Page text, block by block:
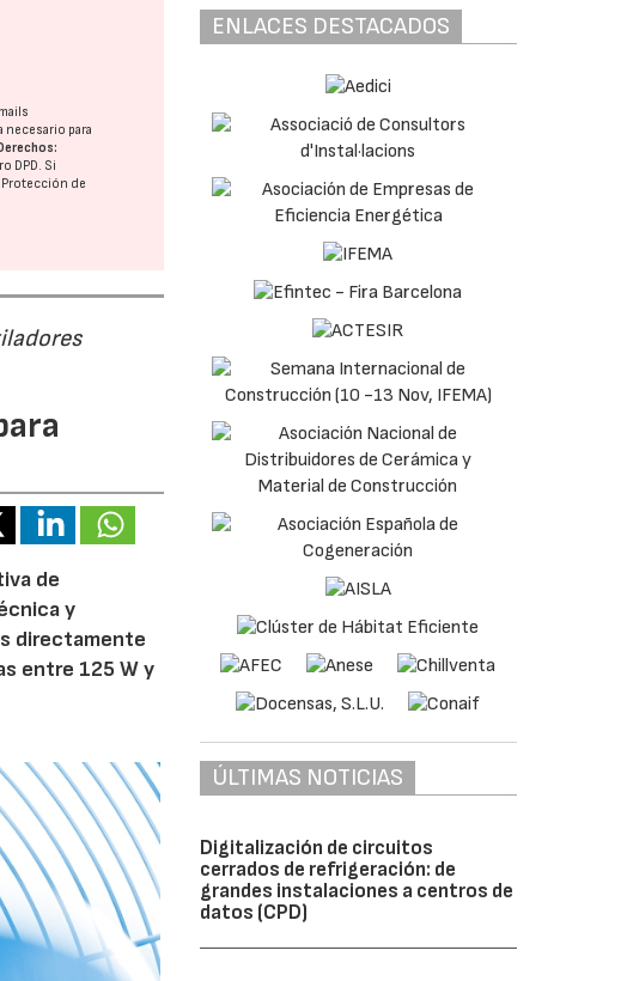
necesario para
Derechos:
DPD. Si
Protección de
de
y
directamente
entre 125 W y
ENLACES DESTACADOS
ÚLTIMAS NOTICIAS
Digitalización de circuitos
cerrados de refrigeración: de
grandes instalaciones a centros de
datos (CPD)